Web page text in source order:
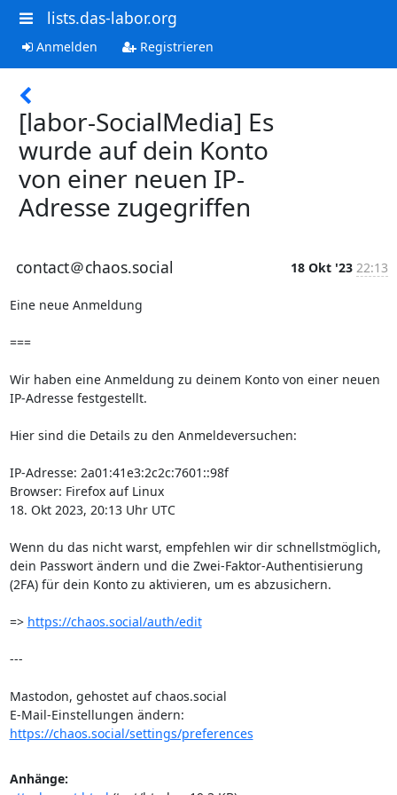
lists.das-labor.org
Anmelden Registrieren
[labor-SocialMedia] Es
wurde auf dein Konto
von einer neuen IP-
Adresse zugegriffen
contact＠chaos.social 18 Okt '23 22:13
Eine neue Anmeldung
===
Wir haben eine Anmeldung zu deinem Konto von einer neuen
IP-Adresse festgestellt.
Hier sind die Details zu den Anmeldeversuchen:
IP-Adresse: 2a01:41e3:2c2c:7601::98f
Browser: Firefox auf Linux
18. Okt 2023, 20:13 Uhr UTC
Wenn du das nicht warst, empfehlen wir dir schnellstmöglich,
dein Passwort ändern und die Zwei-Faktor-Authentisierung
(2FA) für dein Konto zu aktivieren, um es abzusichern.
=> https://chaos.social/auth/edit
---
Mastodon, gehostet auf chaos.social
https://chaos.social/settings/preferences
Anhänge: